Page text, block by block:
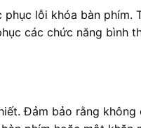
lỗi khóa bàn phím.
các chức năng bình
Đảm bảo rằng không